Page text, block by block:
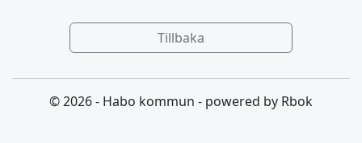
Tillbaka
© 2026 - Habo kommun - powered by Rbok